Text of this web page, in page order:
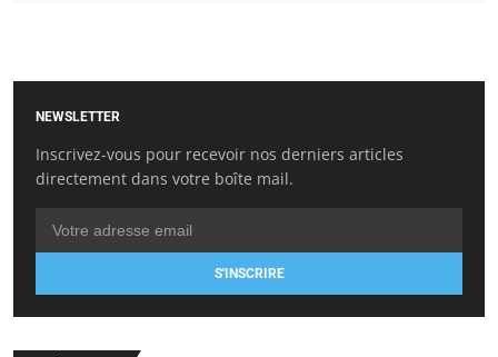
NEWSLETTER
Inscrivez-vous pour recevoir nos derniers articles
directement dans votre boîte mail.
S'INSCRIRE